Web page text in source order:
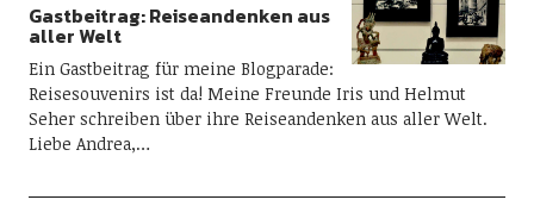
Gastbeitrag: Reiseandenken aus
aller Welt
Ein Gastbeitrag für meine Blogparade:
Reisesouvenirs ist da! Meine Freunde Iris und Helmut
Seher schreiben über ihre Reiseandenken aus aller Welt.
Liebe Andrea,…